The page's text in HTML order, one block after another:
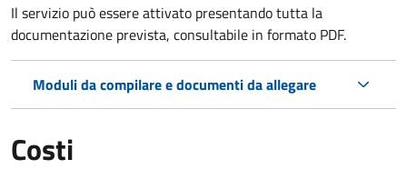
Il servizio può essere attivato presentando tutta la
documentazione prevista, consultabile in formato PDF.
Moduli da compilare e documenti da allegare
Costi